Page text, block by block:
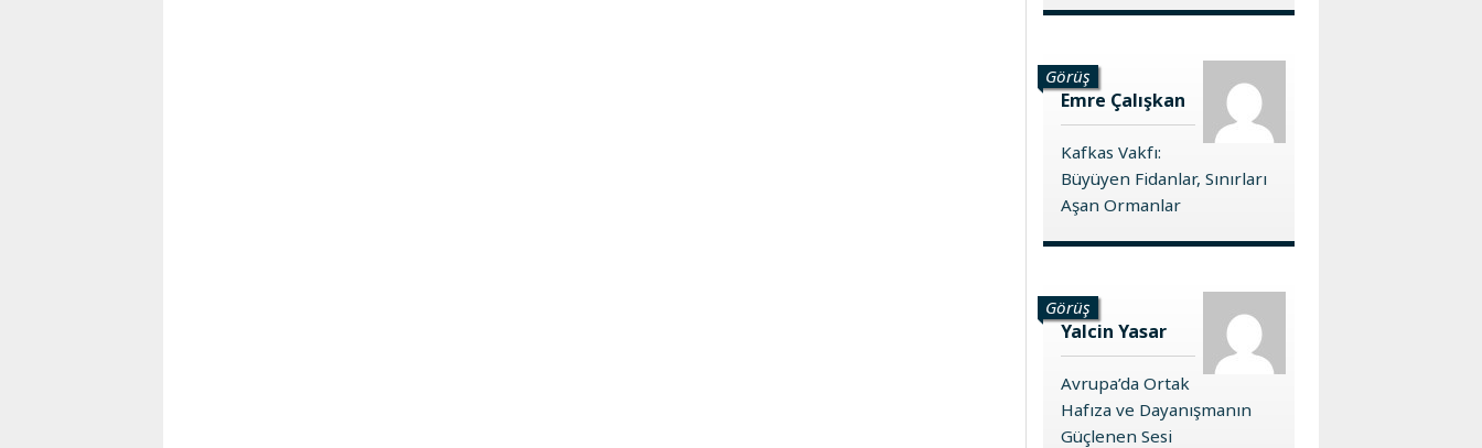
Görüş
Emre Çalışkan
Kafkas Vakfı:
Büyüyen Fidanlar, Sınırları
Aşan Ormanlar
Görüş
Yalcin Yasar
Avrupa’da Ortak
Hafıza ve Dayanışmanın
Güçlenen Sesi